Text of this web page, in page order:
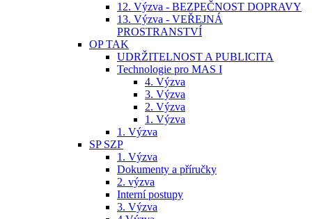
12. Výzva - BEZPEČNOST DOPRAVY
13. Výzva - VEŘEJNÁ
PROSTRANSTVÍ
OP TAK
UDRŽITELNOST A PUBLICITA
Technologie pro MAS I
4. Výzva
3. Výzva
2. Výzva
1. Výzva
1. Výzva
SP SZP
1. Výzva
Dokumenty a příručky
2. výzva
Interní postupy
3. Výzva